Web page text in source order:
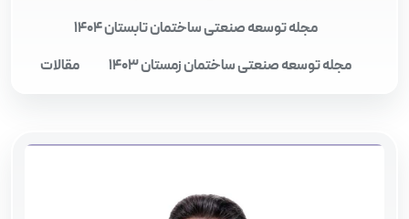
مجله توسعه صنعتی ساختمان تابستان 1404
مجله توسعه صنعتی ساختمان زمستان 1403
مقالات